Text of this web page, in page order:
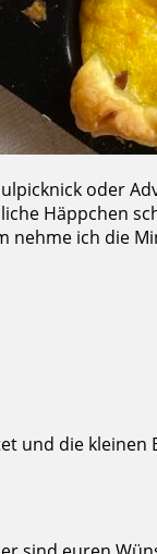
oder
Häppchen
nehme ich die
und die